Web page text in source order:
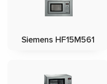
Siemens HF15M561